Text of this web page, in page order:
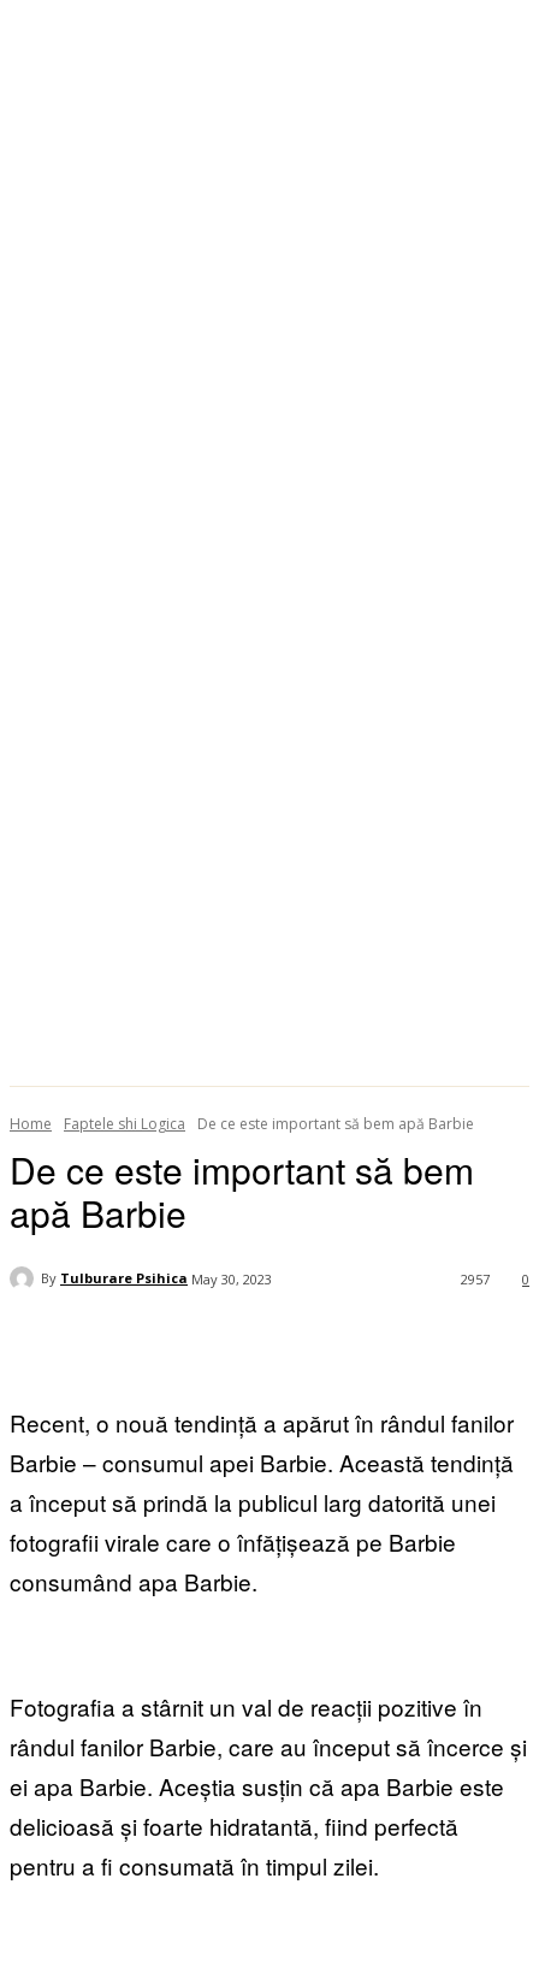
Home Faptele shi Logica De ce este important să bem apă Barbie
De ce este important să bem
apă Barbie
By Tulburare Psihica May 30, 2023 0
2957
Recent, o nouă tendință a apărut în rândul fanilor
Barbie – consumul apei Barbie. Această tendință
a început să prindă la publicul larg datorită unei
fotografii virale care o înfățișează pe Barbie
consumând apa Barbie.
Fotografia a stârnit un val de reacții pozitive în
rândul fanilor Barbie, care au început să încerce și
ei apa Barbie. Aceștia susțin că apa Barbie este
delicioasă și foarte hidratantă, fiind perfectă
pentru a fi consumată în timpul zilei.